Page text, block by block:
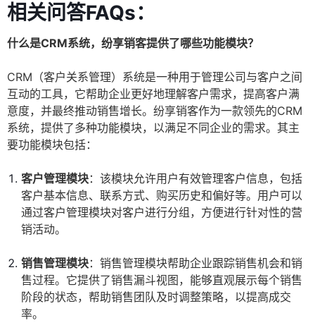
相关问答FAQs：
什么是CRM系统，纷享销客提供了哪些功能模块？
CRM（客户关系管理）系统是一种用于管理公司与客户之间
互动的工具，它帮助企业更好地理解客户需求，提高客户满
意度，并最终推动销售增长。纷享销客作为一款领先的CRM
系统，提供了多种功能模块，以满足不同企业的需求。其主
要功能模块包括：
客户管理模块：该模块允许用户有效管理客户信息，包括
客户基本信息、联系方式、购买历史和偏好等。用户可以
通过客户管理模块对客户进行分组，方便进行针对性的营
销活动。
销售管理模块：销售管理模块帮助企业跟踪销售机会和销
售过程。它提供了销售漏斗视图，能够直观展示每个销售
阶段的状态，帮助销售团队及时调整策略，以提高成交
率。